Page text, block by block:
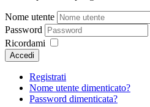
Nome utente
Password
Ricordami
Accedi
Registrati
Nome utente dimenticato?
Password dimenticata?